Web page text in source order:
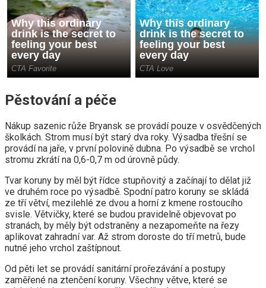
Pěstování a péče
Nákup sazenic růže Bryansk se provádí pouze v osvědčených
školkách. Strom musí být starý dva roky. Výsadba třešní se
provádí na jaře, v první polovině dubna. Po výsadbě se vrchol
stromu zkrátí na 0,6-0,7 m od úrovně půdy.
Tvar koruny by měl být řídce stupňovitý a začínají to dělat již
ve druhém roce po výsadbě. Spodní patro koruny se skládá
ze tří větví, mezilehlé ze dvou a horní z kmene rostoucího
svisle. Větvičky, které se budou pravidelně objevovat po
stranách, by měly být odstraněny a nezapomeňte na řezy
aplikovat zahradní var. Až strom doroste do tří metrů, bude
nutné jeho vrchol zaštípnout.
Od pěti let se provádí sanitární prořezávání a postupy
zaměřené na ztenčení koruny. Všechny větve, které se